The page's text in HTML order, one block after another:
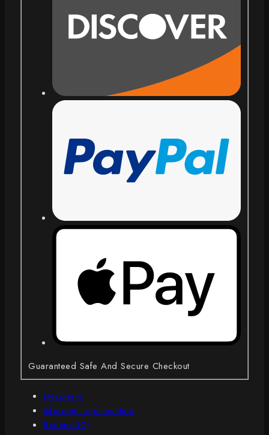
Guaranteed Safe And Secure Checkout
Descriere
Informații suplimentare
Recenzii(0)